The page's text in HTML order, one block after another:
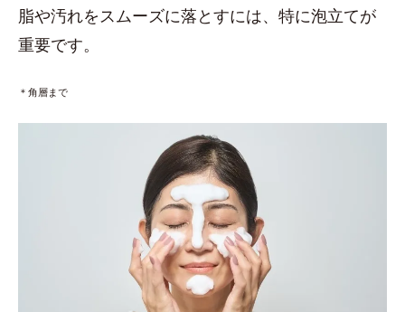
脂や汚れをスムーズに落とすには、特に泡立てが
重要です。
＊角層まで